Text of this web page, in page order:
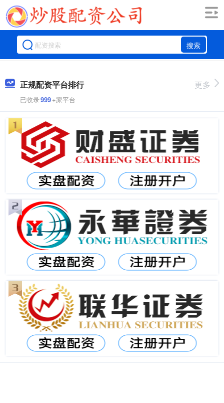
搜索
正规配资平台排行
已收录999+家平台
更多